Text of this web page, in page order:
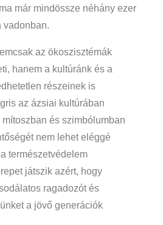
már mindössze néhány ezer
vadonban.
az ökoszisztémák
hanem a kultúránk és a
részeinek is
az ázsiai kultúrában
és szimbólumban
nem lehet eléggé
természetvédelem
játszik azért, hogy
ragadozót és
a jövő generációk